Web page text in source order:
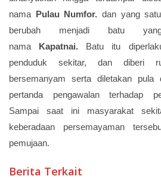
nama Pulau Numfor. dan yang
berubah menjadi batu
nama Kapatnai. Batu itu
penduduk sekitar, dan diberi
bersemanyam serta diletakan
pertanda pengawalan terhadap
Sampai saat ini masyarakat
keberadaan persemayaman
pemujaan.
Berita Terkait